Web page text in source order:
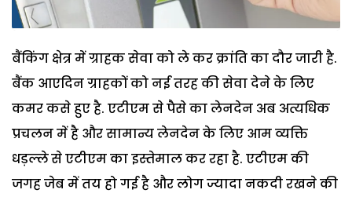
बैंकिंग क्षेत्र में ग्राहक सेवा को ले कर क्रांति का दौर जारी है.
बैंक आएदिन ग्राहकों को नई तरह की सेवा देने के लिए
कमर कसे हुए है. एटीएम से पैसे का लेनदेन अब अत्यधिक
प्रचलन में है और सामान्य लेनदेन के लिए आम व्यक्ति
धड़ल्ले से एटीएम का इस्तेमाल कर रहा है. एटीएम की
जगह जेब में तय हो गई है और लोग ज्यादा नकदी रखने की